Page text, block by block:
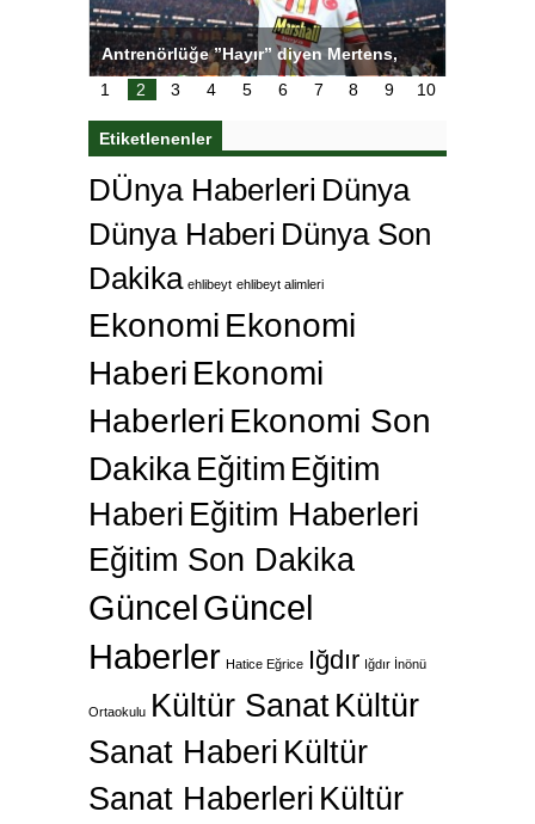
Salihli Sporcuları Kuraş’ta Gururlandırdı
1 2 3 4 5 6 7 8 9 10
Etiketlenenler
DÜnya Haberleri Dünya
Dünya Haberi Dünya Son
Dakika ehlibeyt ehlibeyt alimleri
Ekonomi Ekonomi
Haberi Ekonomi
Haberleri Ekonomi Son
Dakika Eğitim Eğitim
Haberi Eğitim Haberleri
Eğitim Son Dakika
GüncelGüncel
Haberler Hatice Eğrice Iğdır Iğdır İnönü
Ortaokulu Kültür SanatKültür
Sanat Haberi Kültür
Sanat Haberleri Kültür